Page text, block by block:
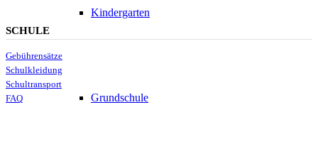
Kindergarten
Grundschule
SCHULE
Gebührensätze
Schulkleidung
Schultransport
FAQ